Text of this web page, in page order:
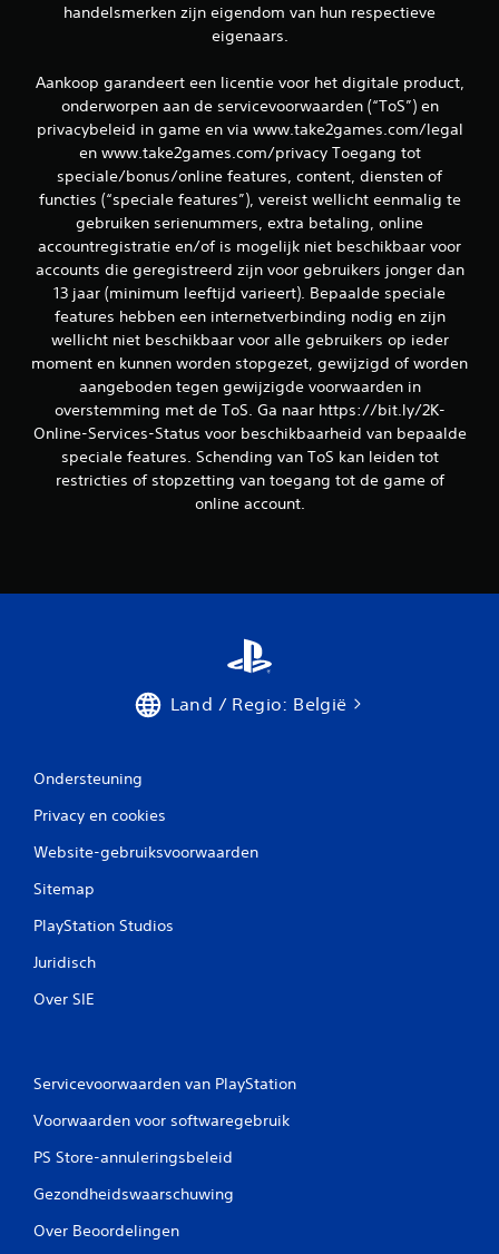
handelsmerken zijn eigendom van hun respectieve
eigenaars.
Aankoop garandeert een licentie voor het digitale product,
onderworpen aan de servicevoorwaarden (“ToS”) en
privacybeleid in game en via www.take2games.com/legal
en www.take2games.com/privacy Toegang tot
speciale/bonus/online features, content, diensten of
functies (“speciale features”), vereist wellicht eenmalig te
gebruiken serienummers, extra betaling, online
accountregistratie en/of is mogelijk niet beschikbaar voor
accounts die geregistreerd zijn voor gebruikers jonger dan
13 jaar (minimum leeftijd varieert). Bepaalde speciale
features hebben een internetverbinding nodig en zijn
wellicht niet beschikbaar voor alle gebruikers op ieder
moment en kunnen worden stopgezet, gewijzigd of worden
aangeboden tegen gewijzigde voorwaarden in
overstemming met de ToS. Ga naar https://bit.ly/2K-
Online-Services-Status voor beschikbaarheid van bepaalde
speciale features. Schending van ToS kan leiden tot
restricties of stopzetting van toegang tot de game of
online account.
Land / Regio: België
Ondersteuning
Privacy en cookies
Website-gebruiksvoorwaarden
Sitemap
PlayStation Studios
Juridisch
Over SIE
Servicevoorwaarden van PlayStation
Voorwaarden voor softwaregebruik
PS Store-annuleringsbeleid
Gezondheidswaarschuwing
Over Beoordelingen